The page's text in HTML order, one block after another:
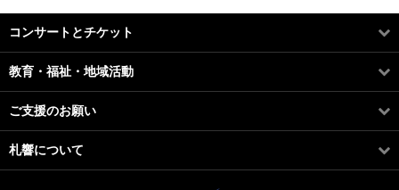
コンサートとチケット
教育・福祉・地域活動
ご支援のお願い
札響について